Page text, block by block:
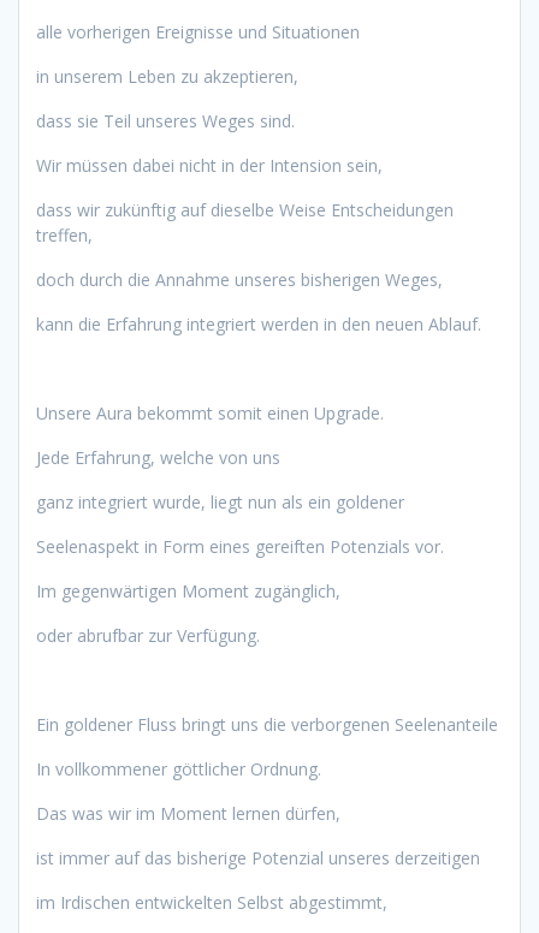
alle vorherigen Ereignisse und Situationen
in unserem Leben zu akzeptieren,
dass sie Teil unseres Weges sind.
Wir müssen dabei nicht in der Intension sein,
dass wir zukünftig auf dieselbe Weise Entscheidungen
treffen,
doch durch die Annahme unseres bisherigen Weges,
kann die Erfahrung integriert werden in den neuen Ablauf.
Unsere Aura bekommt somit einen Upgrade.
Jede Erfahrung, welche von uns
ganz integriert wurde, liegt nun als ein goldener
Seelenaspekt in Form eines gereiften Potenzials vor.
Im gegenwärtigen Moment zugänglich,
oder abrufbar zur Verfügung.
Ein goldener Fluss bringt uns die verborgenen Seelenanteile
In vollkommener göttlicher Ordnung.
Das was wir im Moment lernen dürfen,
ist immer auf das bisherige Potenzial unseres derzeitigen
im Irdischen entwickelten Selbst abgestimmt,